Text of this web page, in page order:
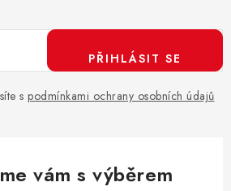
s podmínkami ochrany osobních údajů
PŘIHLÁSIT SE
vám s výběrem